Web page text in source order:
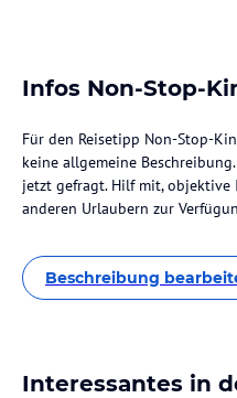
Infos Non-Stop-
Für den Reisetipp Non-Stop-
keine allgemeine
jetzt gefragt. Hilf mit, objektive
anderen Urlaubern zur
Beschreibung
Interessantes in